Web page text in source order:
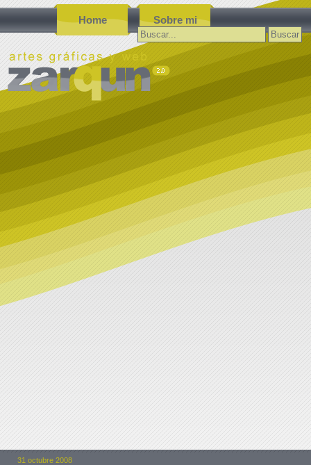
Home Sobre mi
Buscar:
31 octubre 2008